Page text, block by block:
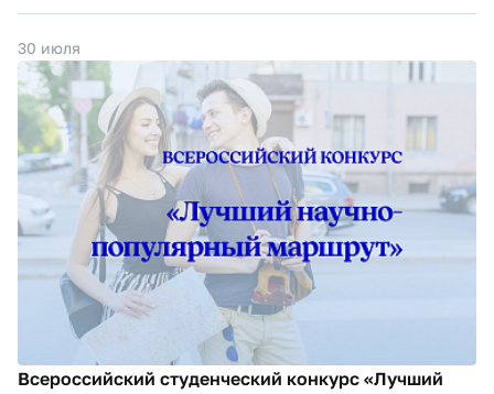
30 июля
Всероссийский студенческий конкурс «Лучший